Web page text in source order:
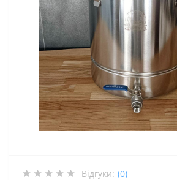
Відгуки: (0)